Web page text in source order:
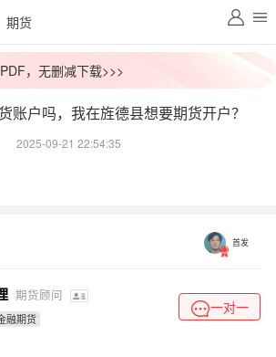
期货
报，今日免费更新>>>
，无删减下载>>>
手英文研报解锁>>>
，最后10个名额>>>
看透主力资金>>>
报，今日免费更新>>>
账户吗，我在旌德县想要期货开户？
2025-09-21 22:54:35
首发
期货顾问
融期货
一对一